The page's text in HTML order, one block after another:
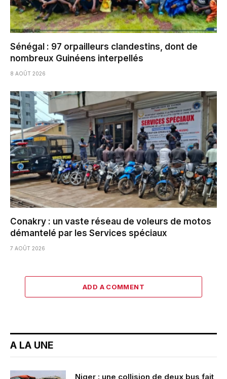
Sénégal : 97 orpailleurs clandestins, dont de
nombreux Guinéens interpellés
8 AOÛT 2026
Conakry : un vaste réseau de voleurs de motos
démantelé par les Services spéciaux
7 AOÛT 2026
ADD A COMMENT
A LA UNE
Niger : une collision de deux bus fait